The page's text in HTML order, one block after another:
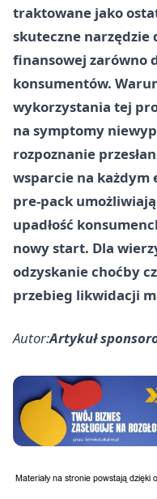
traktowane jako
skuteczne
finansowej zarówno
konsumentów.
wykorzystania tej
na symptomy
rozpoznanie
wsparcie na
pre-pack
upadłość
nowy start. Dla
odzyskanie choćby
przebieg likwidacji
Autor:Artykuł